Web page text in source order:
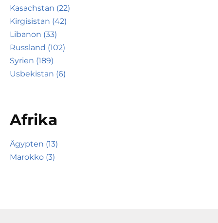
Kasachstan (22)
Kirgisistan (42)
Libanon (33)
Russland (102)
Syrien (189)
Usbekistan (6)
Afrika
Ägypten (13)
Marokko (3)